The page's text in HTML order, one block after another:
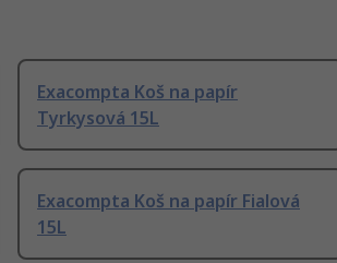
Exacompta Koš na papír
Tyrkysová 15L
Exacompta Koš na papír Fialová
15L